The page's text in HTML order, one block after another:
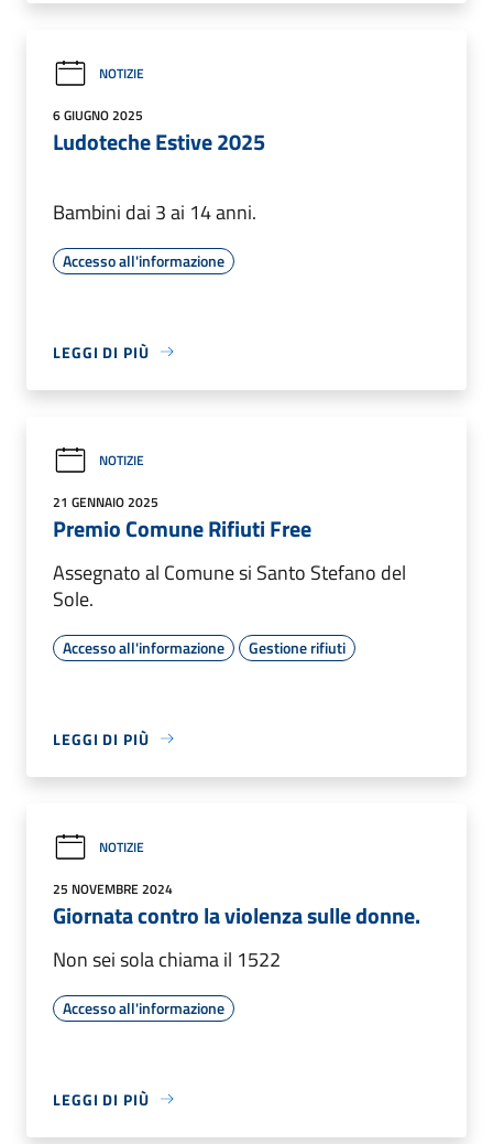
NOTIZIE
6 GIUGNO 2025
Ludoteche Estive 2025
Bambini dai 3 ai 14 anni.
Accesso all'informazione
LEGGI DI PIÙ
NOTIZIE
21 GENNAIO 2025
Premio Comune Rifiuti Free
Assegnato al Comune si Santo Stefano del
Sole.
Accesso all'informazione Gestione rifiuti
LEGGI DI PIÙ
NOTIZIE
25 NOVEMBRE 2024
Giornata contro la violenza sulle donne.
Non sei sola chiama il 1522
Accesso all'informazione
LEGGI DI PIÙ